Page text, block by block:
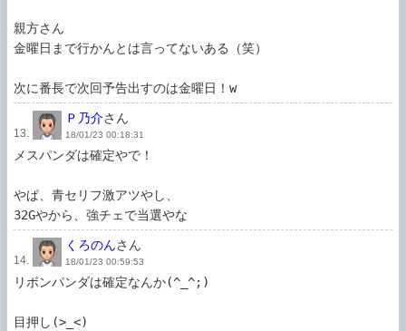
親方さん
金曜日まで行かんとは言ってないある（笑）
次に番長で次回予告出すのは金曜日！w
13.
Ｐ乃介さん
18/01/23 00:18:31
メスパンダは確定やで！
やぱ、青セリフ激アツやし、
32Gやから、強チェで当選やな
14.
くろのんさん
18/01/23 00:59:53
リボンパンダは確定なんか(^_^;)
目押し(>_<)